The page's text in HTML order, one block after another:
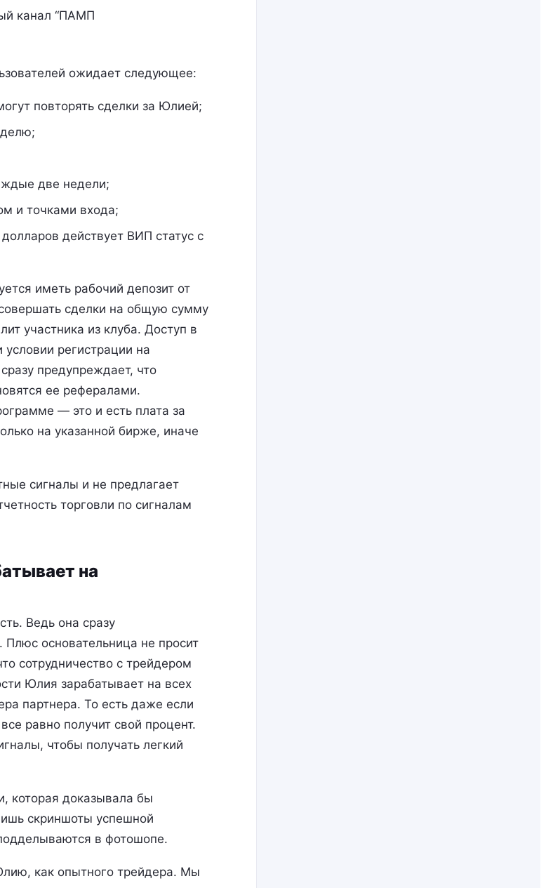
канал “ПАМП
ожидает следующее:
повторять сделки за Юлией;
две недели;
и точками входа;
действует ВИП статус с
иметь рабочий депозит от
сделки на общую сумму
участника из клуба. Доступ в
регистрации на
предупреждает, что
ее рефералами.
— это и есть плата за
на указанной бирже, иначе
сигналы и не предлагает
торговли по сигналам
на
Ведь она сразу
основательница не просит
сотрудничество с трейдером
Юлия зарабатывает на всех
партнера. То есть даже если
равно получит свой процент.
чтобы получать легкий
которая доказывала бы
скриншоты успешной
в фотошопе.
как опытного трейдера. Мы